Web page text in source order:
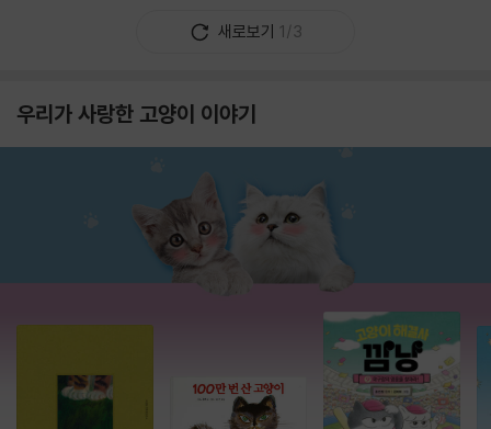
새로보기 1/3
우리가 사랑한 고양이 이야기